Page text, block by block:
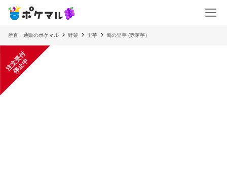
産直・通販のポケマル 野菜 里芋 旬の里芋 (赤芽芋）
注
文
受
付
停
止
中